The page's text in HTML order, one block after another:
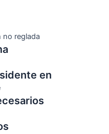
no reglada
en